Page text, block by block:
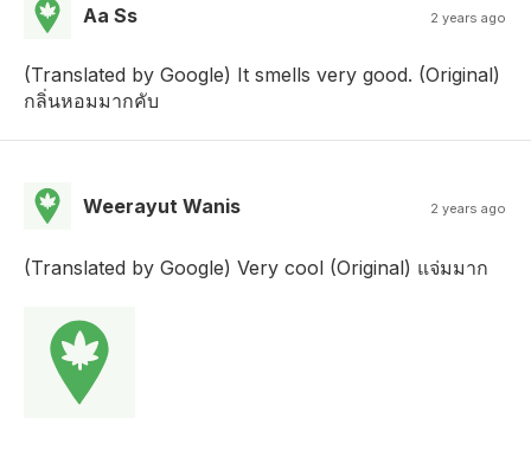
Aa Ss 2 years ago
(Translated by Google) It smells very good. (Original)
กลิ่นหอมมากคับ
Weerayut Wanis 2 years ago
(Translated by Google) Very cool (Original) แจ่มมาก